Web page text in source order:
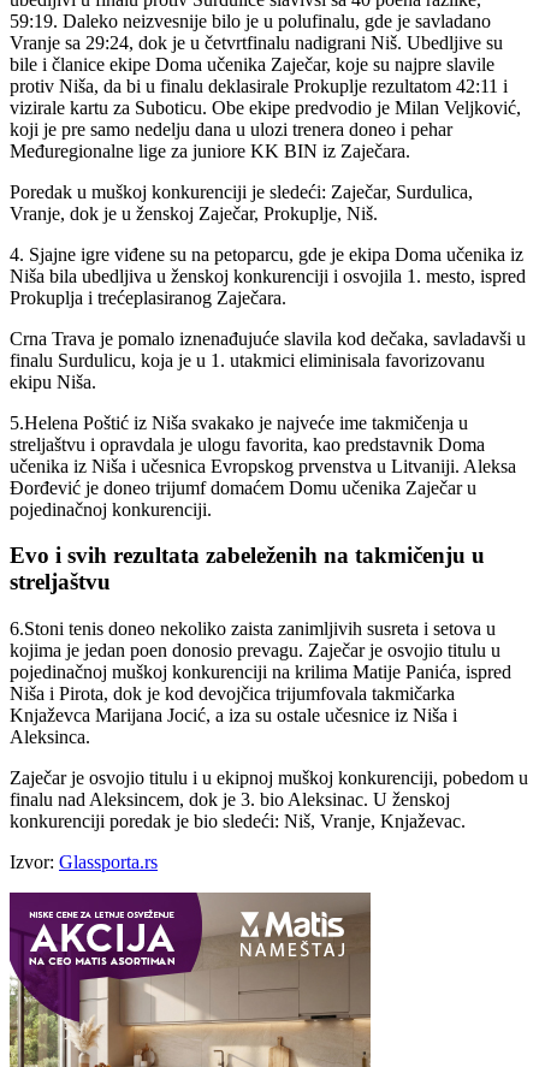
59:19. Daleko neizvesnije bilo je u polufinalu, gde je savladano
Vranje sa 29:24, dok je u četvrtfinalu nadigrani Niš. Ubedljive su
bile i članice ekipe Doma učenika Zaječar, koje su najpre slavile
protiv Niša, da bi u finalu deklasirale Prokuplje rezultatom 42:11 i
vizirale kartu za Suboticu. Obe ekipe predvodio je Milan Veljković,
koji je pre samo nedelju dana u ulozi trenera doneo i pehar
Međuregionalne lige za juniore KK BIN iz Zaječara.
Poredak u muškoj konkurenciji je sledeći: Zaječar, Surdulica,
Vranje, dok je u ženskoj Zaječar, Prokuplje, Niš.
4. Sjajne igre viđene su na petoparcu, gde je ekipa Doma učenika iz
Niša bila ubedljiva u ženskoj konkurenciji i osvojila 1. mesto, ispred
Prokuplja i trećeplasiranog Zaječara.
Crna Trava je pomalo iznenađujuće slavila kod dečaka, savladavši u
finalu Surdulicu, koja je u 1. utakmici eliminisala favorizovanu
ekipu Niša.
5.Helena Poštić iz Niša svakako je najveće ime takmičenja u
streljaštvu i opravdala je ulogu favorita, kao predstavnik Doma
učenika iz Niša i učesnica Evropskog prvenstva u Litvaniji. Aleksa
Đorđević je doneo trijumf domaćem Domu učenika Zaječar u
pojedinačnoj konkurenciji.
Evo i svih rezultata zabeleženih na takmičenju u
streljaštvu
6.Stoni tenis doneo nekoliko zaista zanimljivih susreta i setova u
kojima je jedan poen donosio prevagu. Zaječar je osvojio titulu u
pojedinačnoj muškoj konkurenciji na krilima Matije Panića, ispred
Niša i Pirota, dok je kod devojčica trijumfovala takmičarka
Knjaževca Marijana Jocić, a iza su ostale učesnice iz Niša i
Aleksinca.
Zaječar je osvojio titulu i u ekipnoj muškoj konkurenciji, pobedom u
finalu nad Aleksincem, dok je 3. bio Aleksinac. U ženskoj
konkurenciji poredak je bio sledeći: Niš, Vranje, Knjaževac.
Izvor: Glassporta.rs